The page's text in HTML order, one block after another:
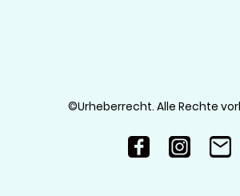
©Urheberrecht. Alle Rechte